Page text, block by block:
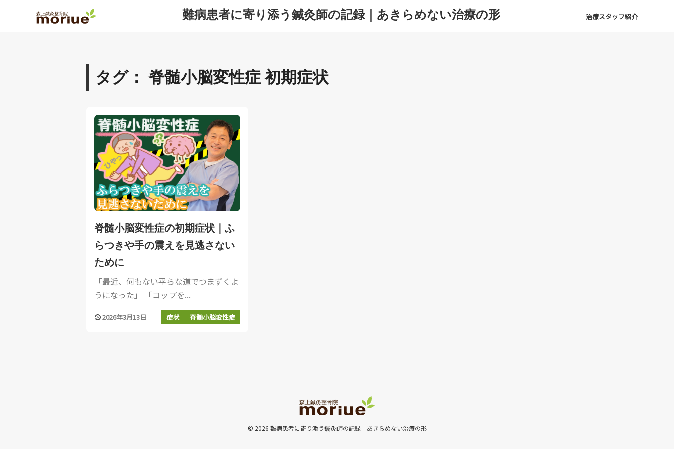
難病患者に寄り添う鍼灸師の記録｜あきらめない治療の形 治療スタッフ紹介
タグ： 脊髄小脳変性症 初期症状
脊髄小脳変性症の初期症状｜ふ
らつきや手の震えを見逃さない
ために
「最近、何もない平らな道でつまずくよ
うになった」 「コップを...
2026年3月13日 症状 脊髄小脳変性症
© 2026 難病患者に寄り添う鍼灸師の記録｜あきらめない治療の形